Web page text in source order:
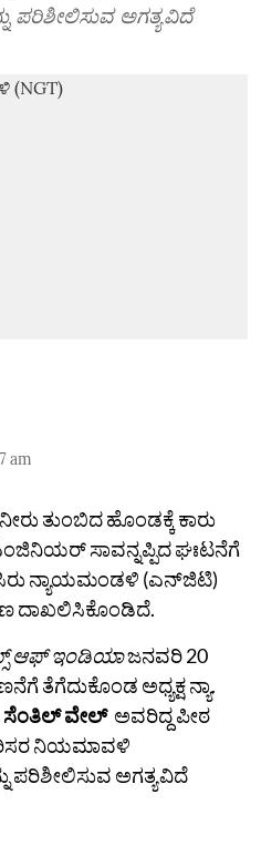
ಪರಿಶೀಲಿಸುವ ಅಗತ್ಯವಿದೆ
am
ತುಂಬಿದ ಹೊಂಡಕ್ಕೆ ಕಾರು
ಸಾವನ್ನಪ್ಪಿದ ಘಃಟನೆಗೆ
ನ್ಯಾಯಮಂಡಳಿ (ಎನ್‌ಜಿಟಿ)
ದಾಖಲಿಸಿಕೊಂಡಿದೆ.
ಆಫ್ ಇಂಡಿಯಾಜನವರಿ 20
ತೆಗೆದುಕೊಂಡ ಅಧ್ಯಕ್ಷ ನ್ಯಾ.
ಸೆಂತಿಲ್ ವೇಲ್ಅವರಿದ್ದ ಪೀಠ
ನಿಯಮಾವಳಿ
ಪರಿಶೀಲಿಸುವ ಅಗತ್ಯವಿದೆ